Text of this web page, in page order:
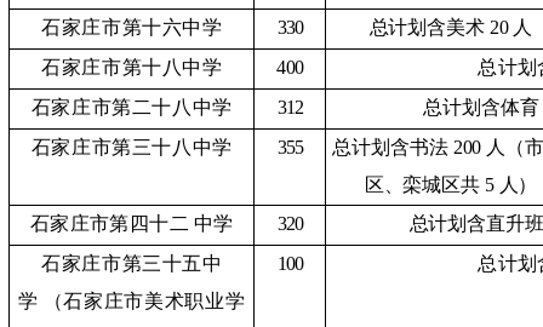
石家庄市第十六中学
330 总计划含美术20 人
石家庄市第十八中学
400
总计划
石家庄市第二十八中学
312 总计划含体育
石家庄市第三十八中学
355 总计划含书法200 人（
区、栾城区共5 人 ）
石家庄市第四十二 中学 320
总计划含直升
石家庄市第三十五中
学
（石家庄市美术职业学
100 总计划